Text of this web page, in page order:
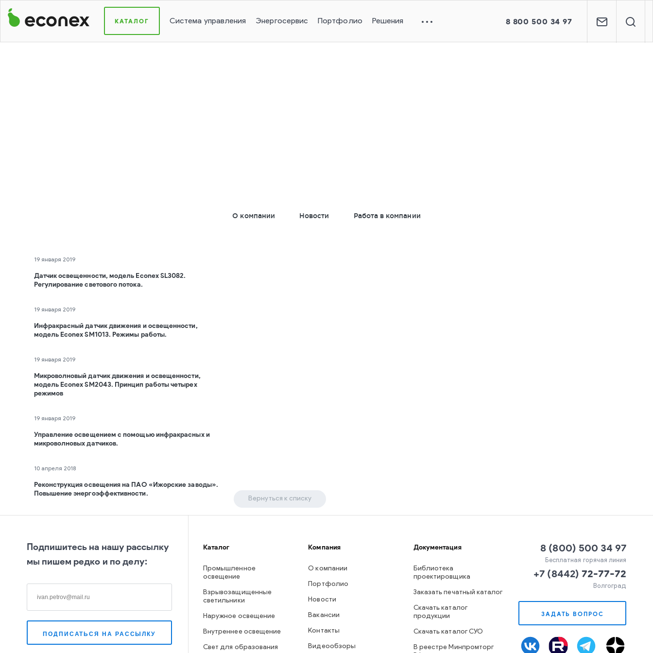
КАТАЛОГ Система управления Энергосервис Портфолио Решения 8 800 500 34 97
О компании Новости Работа в компании
19 января 2019
Датчик освещенности, модель Econex SL3082.
Регулирование светового потока.
19 января 2019
Инфракрасный датчик движения и освещенности,
модель Econex SM1013. Режимы работы.
19 января 2019
Микроволновый датчик движения и освещенности,
модель Econex SM2043. Принцип работы четырех
режимов
19 января 2019
Управление освещением с помощью инфракрасных и
микроволновых датчиков.
10 апреля 2018
Реконструкция освещения на ПАО «Ижорские заводы».
Повышение энергоэффективности.
Вернуться к списку
Подпишитесь на нашу рассылку
мы пишем редко и по делу:
Каталог
Промышленное
освещение
Взрывозащищенные
светильники
Наружное освещение
Внутреннее освещение
Свет для образования
Компания
О компании
Портфолио
Новости
Вакансии
Контакты
Видеообзоры
Документация
Библиотека
проектировщика
Заказать печатный каталог
Скачать каталог
продукции
Скачать каталог СУО
В реестре Минпромторг
8 (800) 500 34 97
Бесплатная горячая линия
+7 (8442) 72-77-72
Волгоград
ЗАДАТЬ ВОПРОС